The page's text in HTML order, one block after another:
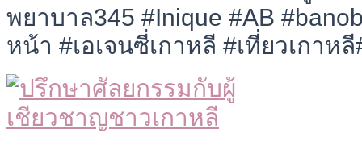
พยาบาล345 #Inique #AB
หน้า #เอเจนซี่เกาหลี #เที่ยวเกาห